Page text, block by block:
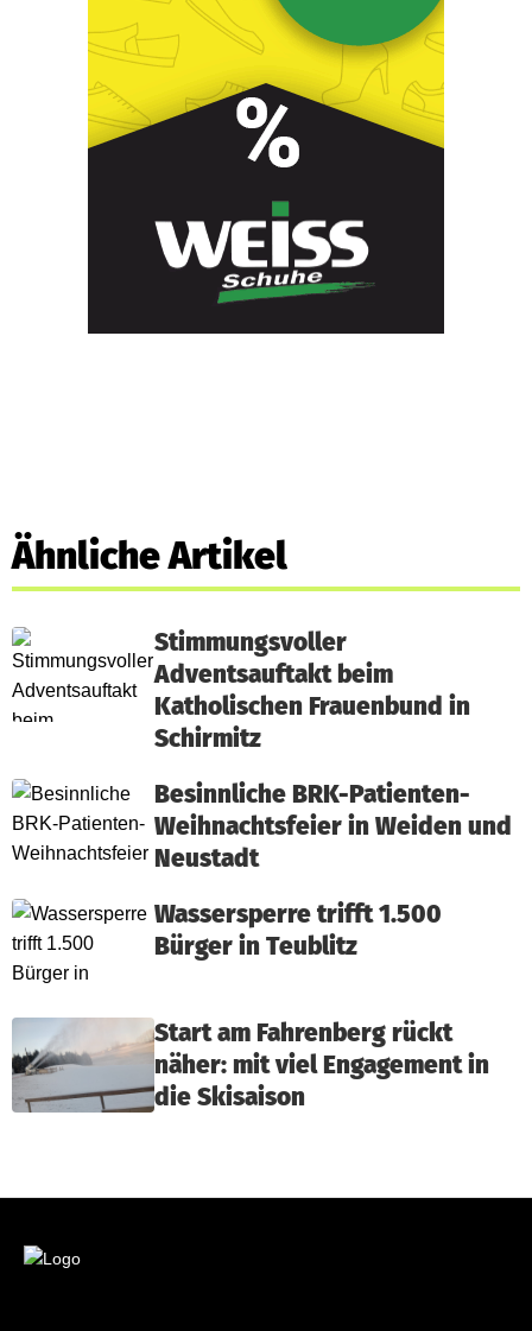
Ähnliche Artikel
Stimmungsvoller
Adventsauftakt beim
Katholischen Frauenbund in
Schirmitz
Besinnliche BRK-Patienten-
Weihnachtsfeier in Weiden und
Neustadt
Wassersperre trifft 1.500
Bürger in Teublitz
Start am Fahrenberg rückt
näher: mit viel Engagement in
die Skisaison